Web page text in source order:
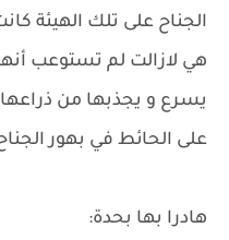
الجناح على تلك الهيئة
هي لازالت لم تستوعب
يسرع و يجذبها من
على الحائط في بهور
هادرا بها بحدة: